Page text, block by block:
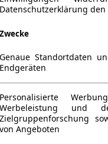
Datenschutzerklärung
Zwecke
Genaue Standortdaten
Endgeräten
Personalisierte
Werbeleistung und
Zielgruppenforschung
von AngebotenLimousine